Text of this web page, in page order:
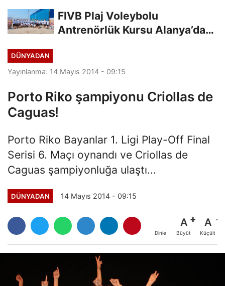
FIVB Plaj Voleybolu
Antrenörlük Kursu Alanya’da
DÜNYADAN
Yayınlanma: 14 Mayıs 2014 - 09:15
Porto Riko şampiyonu Criollas de
Caguas!
Porto Riko Bayanlar 1. Ligi Play-Off Final
Serisi 6. Maçı oynandı ve Criollas de
Caguas şampiyonluğa ulaştı...
DÜNYADAN 14 Mayıs 2014 - 09:15
Dinle
A
Büyüt
A
Küçült